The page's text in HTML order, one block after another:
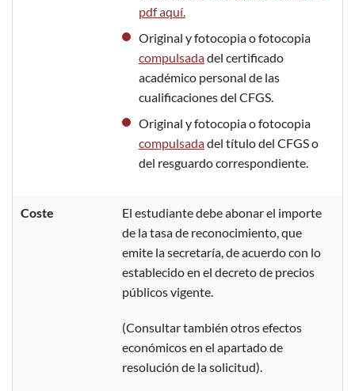
pdf aquí.
Original y fotocopia o fotocopia
compulsadadel certificado
académico personal de las
cualificaciones del CFGS.
Original y fotocopia o fotocopia
compulsadadel título del CFGS o
del resguardo correspondiente.
Coste
El estudiante debe abonar el importe
de la tasa de reconocimiento, que
emite la secretaría, de acuerdo con lo
establecido en el decreto de precios
públicos vigente.
(Consultar también otros efectos
económicos en el apartado de
resolución de la solicitud).